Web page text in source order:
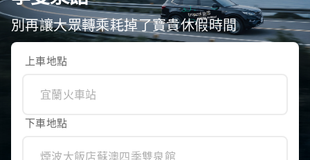
別再讓大眾轉乘耗掉了寶貴休假時間
上車地點
下車地點